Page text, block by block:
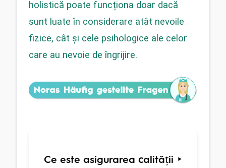
holistică poate funcționa doar dacă
sunt luate în considerare atât nevoile
fizice, cât și cele psihologice ale celor
care au nevoie de îngrijire.
Ce este asigurarea calității